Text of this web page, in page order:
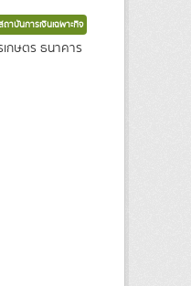
าบันการเงินเฉพาะกิจ
กษตร ธนาคาร